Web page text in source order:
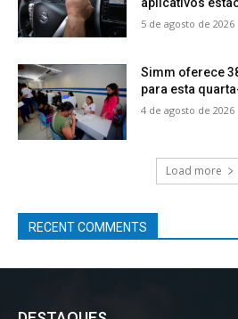
5 de agosto de 2026
Simm oferece
para esta
4 de agosto de 2026
Load more
RECENT COMMENTS